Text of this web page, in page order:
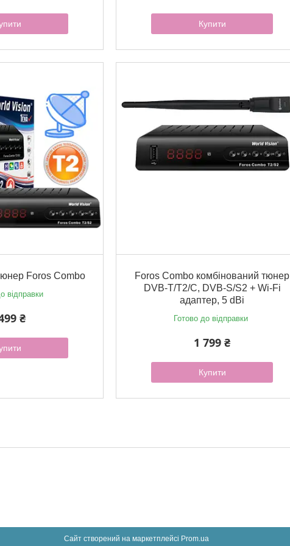
Купити
Foros Combo
відправки
₴
Foros Combo комбінований тюнер
DVB-T/T2/C, DVB-S/S2 + Wi-Fi
адаптер, 5 dBi
Готово до відправки
1 799 ₴
Купити
Сайт створений на маркетплейсі Prom.ua